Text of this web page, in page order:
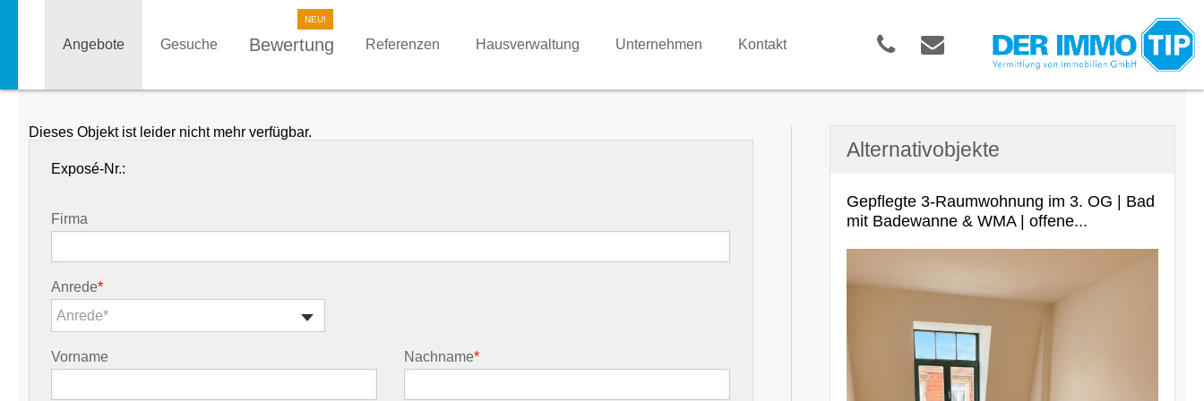
Angebote Gesuche Bewertung Referenzen Hausverwaltung Unternehmen Kontakt
Dieses Objekt ist leider nicht mehr verfügbar.
Exposé-Nr.:
Firma
Anrede*
Anrede*
Vorname Nachname*
Alternativobjekte
Gepflegte 3-Raumwohnung im 3. OG | Bad
mit Badewanne & WMA | offene...